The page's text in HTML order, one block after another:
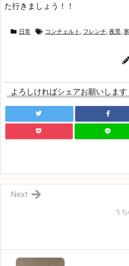
た行きましょう！！
日常 コンチェルト , フレンチ, 夜景,
よろしければシェアお願いします
う
Next